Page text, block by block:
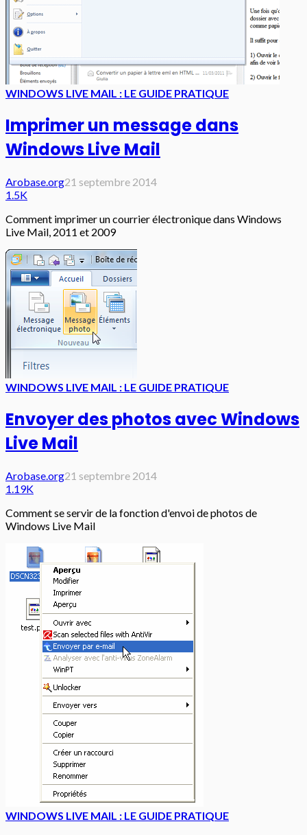
WINDOWS LIVE MAIL : LE GUIDE PRATIQUE
Imprimer un message dans
Windows Live Mail
Arobase.org21 septembre 2014
1.5K
Comment imprimer un courrier électronique dans Windows
Live Mail, 2011 et 2009
WINDOWS LIVE MAIL : LE GUIDE PRATIQUE
Envoyer des photos avec Windows
Live Mail
Arobase.org21 septembre 2014
1.19K
Comment se servir de la fonction d'envoi de photos de
Windows Live Mail
WINDOWS LIVE MAIL : LE GUIDE PRATIQUE